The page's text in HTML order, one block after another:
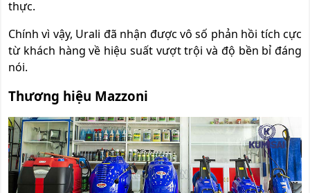
thực.
Chính vì vậy, Urali đã nhận được vô số phản hồi tích cực
từ khách hàng về hiệu suất vượt trội và độ bền bỉ đáng
nói.
Thương hiệu Mazzoni